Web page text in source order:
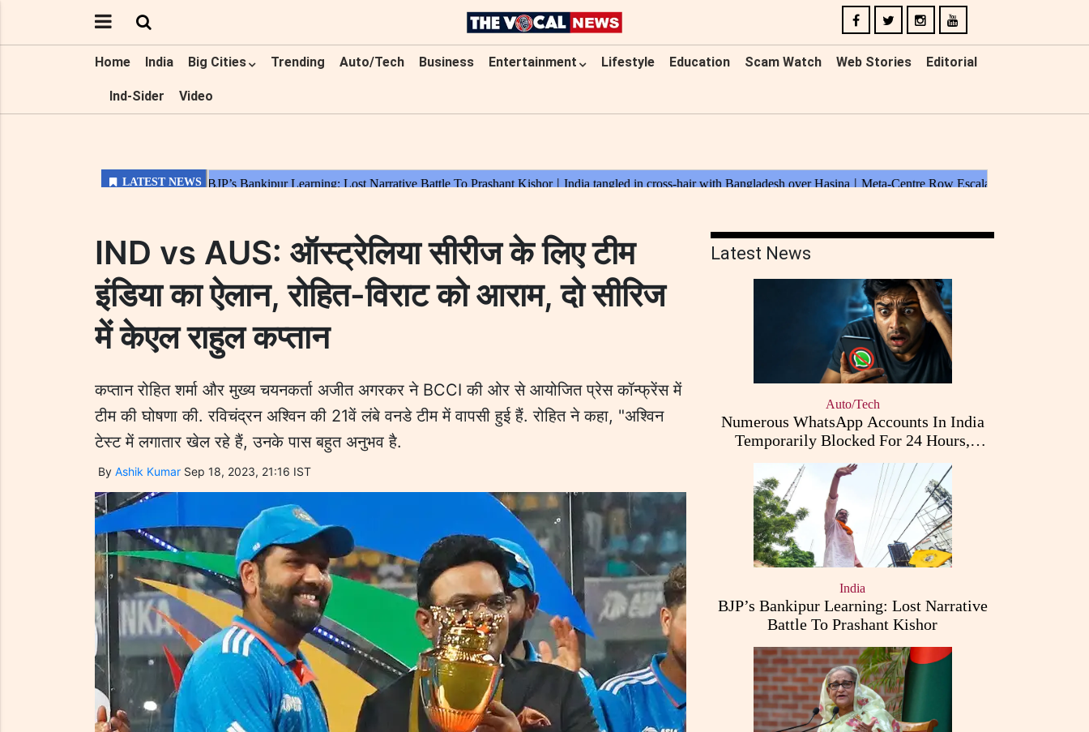
Home India Big Cities Trending Auto/Tech Business Entertainment Lifestyle Education Scam Watch Web Stories Editorial
Ind-Sider Video
IND vs AUS: ऑस्ट्रेलिया सीरीज के लिए टीम
इंडिया का ऐलान, रोहित-विराट को आराम, दो सीरिज
में केएल राहुल कप्तान
कप्तान रोहित शर्मा और मुख्य चयनकर्ता अजीत अगरकर ने BCCI की ओर से आयोजित प्रेस कॉन्फ्रेंस में
टीम की घोषणा की. रविचंद्रन अश्विन की 21वें लंबे वनडे टीम में वापसी हुई हैं. रोहित ने कहा, "अश्विन
टेस्ट में लगातार खेल रहे हैं, उनके पास बहुत अनुभव है.
By Ashik Kumar Sep 18, 2023, 21:16 IST
Latest News
Auto/Tech
Numerous WhatsApp Accounts In India
Temporarily Blocked For 24 Hours,
Triggering User Concerns
India
BJP’s Bankipur Learning: Lost Narrative
Battle To Prashant Kishor